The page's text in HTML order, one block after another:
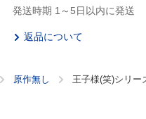
発送時期 1～5日以内に発送
返品について
原作無し 王子様(笑)シリー